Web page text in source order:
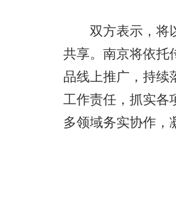
双方表示，将以
共享。南京将依托
品线上推广，持续
工作责任，抓实各
多领域务实协作，